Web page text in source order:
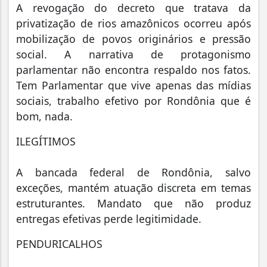
A revogação do decreto que tratava da
privatização de rios amazônicos ocorreu após
mobilização de povos originários e pressão
social. A narrativa de protagonismo
parlamentar não encontra respaldo nos fatos.
Tem Parlamentar que vive apenas das mídias
sociais, trabalho efetivo por Rondônia que é
bom, nada.
ILEGÍTIMOS
A bancada federal de Rondônia, salvo
exceções, mantém atuação discreta em temas
estruturantes. Mandato que não produz
entregas efetivas perde legitimidade.
PENDURICALHOS